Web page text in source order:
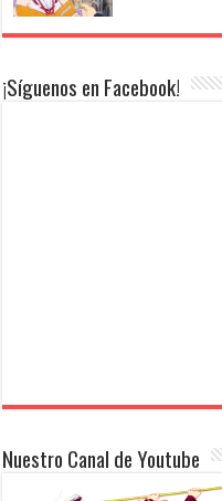
¡Síguenos en Facebook!
Nuestro Canal de Youtube